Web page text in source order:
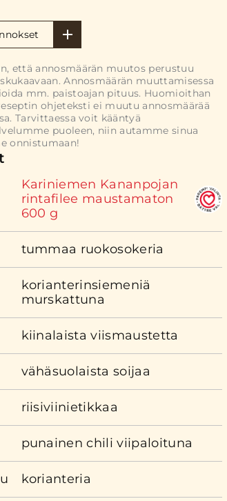
että annosmäärän muutos perustuu
Annosmäärän muuttamisessa
mm. paistoajan pituus. Huomioithan
ohjeteksti ei muutu annosmäärää
Tarvittaessa voit kääntyä
puoleen, niin autamme sinua
onnistumaan!
Kariniemen Kananpojan
rintafilee maustamaton
600 g
tummaa ruokosokeria
korianterinsiemeniä
murskattuna
kiinalaista viismaustetta
vähäsuolaista soijaa
riisiviinietikkaa
punainen chili viipaloituna
korianteria